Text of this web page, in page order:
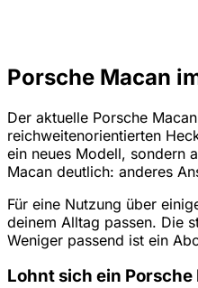
Porsche Macan
Der aktuelle Porsche
reichweitenorientierten
ein neues Modell, sondern
Macan deutlich: anderes
Für eine Nutzung über
deinem Alltag passen. Die
Weniger passend ist ein
Lohnt sich ein